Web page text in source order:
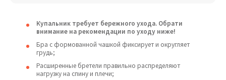
Купальник требует бережного ухода. Обрати
внимание на рекомендации по уходу ниже!
Бра с формованной чашкой фиксирует и округляет
грудь;
Расширенные бретели правильно распределяют
нагрузку на спину и плечи;